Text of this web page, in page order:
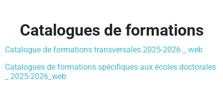
Catalogues de formations
Catalogue de formations transversales 2025-2026 _ web
Catalogues de formations spécifiques aux écoles doctorales
_ 2025-2026_web